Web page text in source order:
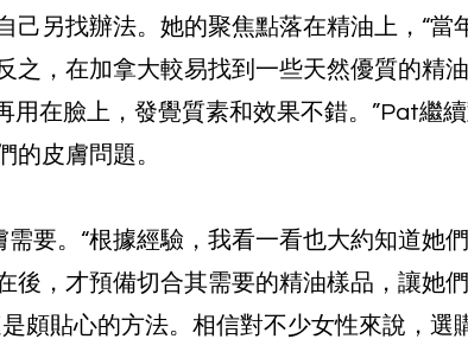
另找辦法。她的聚焦點落在精油上，“當
之，在加拿大較易找到一些天然優質的精
在臉上，發覺質素和效果不錯。”Pat繼
的皮膚問題。
要。“根據經驗，我看一看也大約知道她
後，才預備切合其需要的精油樣品，讓她
頗貼心的方法。相信對不少女性來說，選